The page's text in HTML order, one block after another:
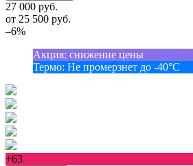
27 000 руб.
от 25 500 руб.
–6%
Акция: снижение цены
Термо: Не промерзнет до -40°С
+63